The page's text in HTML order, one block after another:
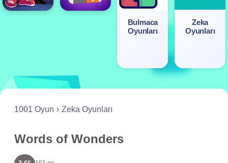
Bulmaca
Oyunları
Zeka
Oyunları
1001 Oyun Zeka Oyunları
Words of Wonders